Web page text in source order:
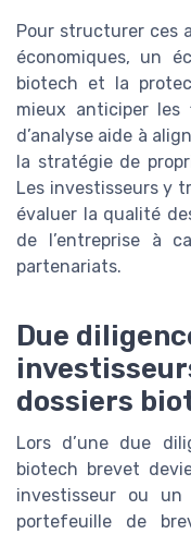
Pour structurer ces
économiques, un
biotech et la
mieux anticiper
d’analyse aide à
la stratégie de
Les investisseurs y
évaluer la qualité
de l’entreprise à
partenariats.
Due
dossiers
Lors d’une due
biotech brevet
investisseur ou un
portefeuille de